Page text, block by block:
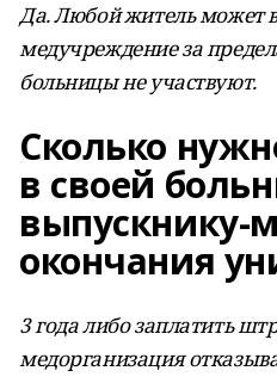
Да. Любой житель может
медучреждение за
больницы не участвуют.
Сколько
в своей
выпускнику-
окончания
3 года либо заплатить
медорганизация